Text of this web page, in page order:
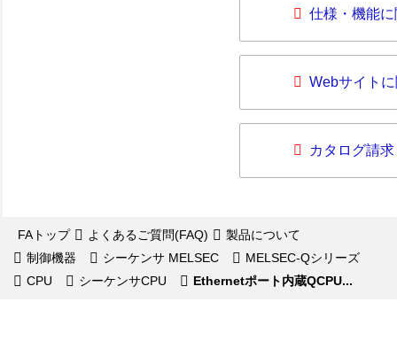
仕様・機能
Webサイト
カタログ請求
FAトップ よくあるご質問(FAQ)
製品について
制御機器
シーケンサ MELSEC
MELSEC-Qシリーズ
CPU
シーケンサCPU Ethernetポート内蔵QCPU...